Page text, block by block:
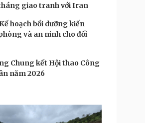
giao tranh với Iran
hoạch bồi dưỡng kiến
và an ninh cho đối
Chung kết Hội thao Công
năm 2026